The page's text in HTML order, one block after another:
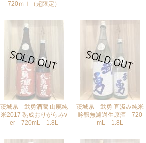
720ｍｌ（超限定）
茨城県 武勇酒蔵 山廃純
米2017 熟成おりがらみv
er 720mL 1.8L
茨城県 武勇 直汲み純米
吟醸無濾過生原酒 720
mL 1.8L